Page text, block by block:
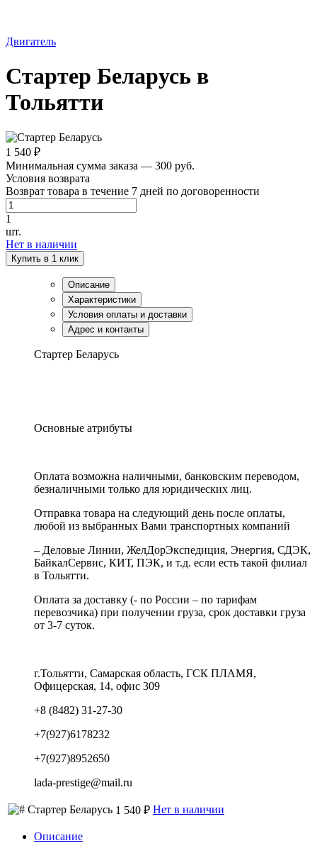
Двигатель
Стартер Беларусь в
Тольятти
1 540 ₽
Минимальная сумма заказа — 300 руб.
Условия возврата
Возврат товара в течение 7 дней по договоренности
1
шт.
Нет в наличии
Купить в 1 клик
Описание
Характеристики
Условия оплаты и доставки
Адрес и контакты
Стартер Беларусь
Основные атрибуты
Оплата возможна наличными, банковским переводом,
безналичными только для юридических лиц.
Отправка товара на следующий день после оплаты,
любой из выбранных Вами транспортных компаний
– Деловые Линии, ЖелДорЭкспедиция, Энергия, СДЭК,
БайкалСервис, КИТ, ПЭК, и т.д. если есть такой филиал
в Тольятти.
Оплата за доставку (- по России – по тарифам
перевозчика) при получении груза, срок доставки груза
от 3-7 суток.
г.Тольятти, Самарская область, ГСК ПЛАМЯ,
Офицерская, 14, офис 309
+8 (8482) 31-27-30
+7(927)6178232
+7(927)8952650
lada-prestige@mail.ru
Стартер Беларусь 1 540 ₽ Нет в наличии
Описание